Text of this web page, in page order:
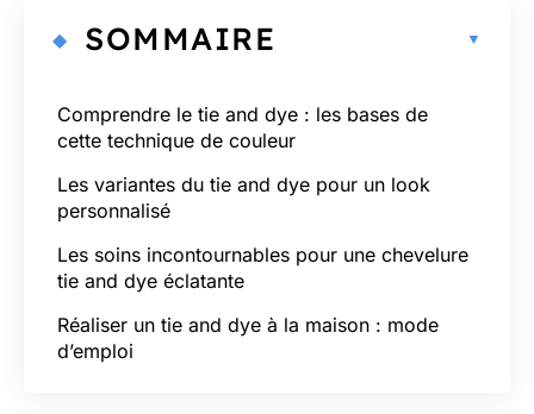
SOMMAIRE
Comprendre le tie and dye : les bases de
cette technique de couleur
Les variantes du tie and dye pour un look
personnalisé
Les soins incontournables pour une chevelure
tie and dye éclatante
Réaliser un tie and dye à la maison : mode
d’emploi